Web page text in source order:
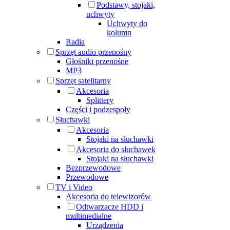
Podstawy, stojaki,
uchwyty
Uchwyty do
kolumn
Radia
Sprzęt audio przenośny
Głośniki przenośne
MP3
Sprzęt satelitarny
Akcesoria
Splittery
Części i podzespoły
Słuchawki
Akcesoria
Stojaki na słuchawki
Akcesoria do słuchawek
Stojaki na słuchawki
Bezprzewodowe
Przewodowe
TV i Video
Akcesoria do telewizorów
Odtwarzacze HDD i
multimedialne
Urządzenia